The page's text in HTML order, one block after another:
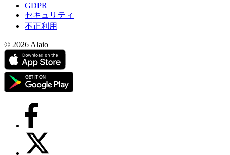
GDPR
セキュリティ
不正利用
© 2026 Alaio